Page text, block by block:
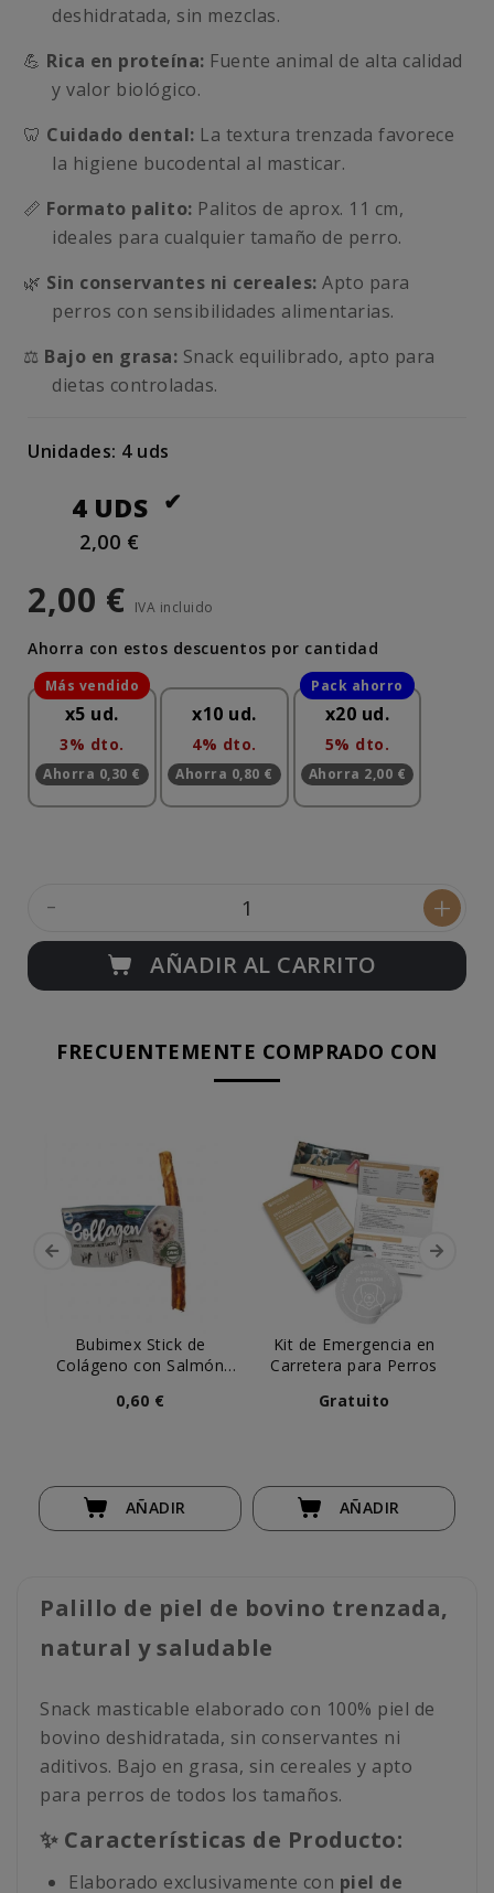
deshidratada, sin mezclas.
💪 Rica en proteína: Fuente animal de alta calidad
y valor biológico.
🦷 Cuidado dental: La textura trenzada favorece
la higiene bucodental al masticar.
📏 Formato palito: Palitos de aprox. 11 cm,
ideales para cualquier tamaño de perro.
🌿 Sin conservantes ni cereales: Apto para
perros con sensibilidades alimentarias.
⚖️ Bajo en grasa: Snack equilibrado, apto para
dietas controladas.
Unidades: 4 uds
4 UDS
2,00 €
2,00 € IVA incluido
Ahorra con estos descuentos por cantidad
x5 ud.
3% dto.
Ahorra 0,30 €
x10 ud.
4% dto.
Ahorra 0,80 €
x20 ud.
5% dto.
Ahorra 2,00 €
- +
AÑADIR AL CARRITO
FRECUENTEMENTE COMPRADO CON
Bubimex Stick de
Colágeno con Salmón
0,60 €
AÑADIR
Kit de Emergencia en
Carretera para Perros
Gratuito
AÑADIR
Palillo de piel de bovino trenzada,
natural y saludable
Snack masticable elaborado con 100% piel de
bovino deshidratada, sin conservantes ni
aditivos. Bajo en grasa, sin cereales y apto
para perros de todos los tamaños.
✨ Características de Producto:
Elaborado exclusivamente con piel de